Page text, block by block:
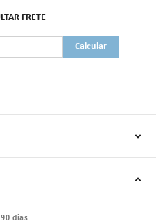
90 dias